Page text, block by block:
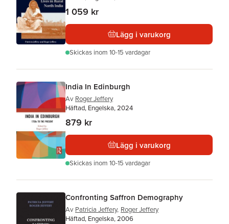
1 059 kr
Lägg i varukorg
Skickas inom 10-15 vardagar
India In Edinburgh
Av Roger Jeffery
Häftad, Engelska, 2024
879 kr
Lägg i varukorg
Skickas inom 10-15 vardagar
Confronting Saffron Demography
Av Patricia Jeffery, Roger Jeffery
Häftad, Engelska, 2006